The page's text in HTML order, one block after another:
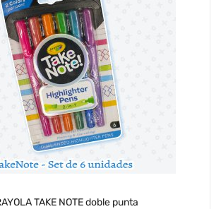
TAKE NOTE doble punta